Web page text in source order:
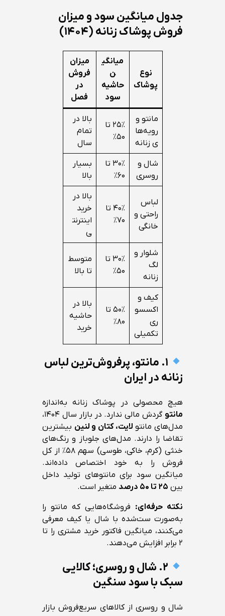
جدول میانگین سود و میزان
فروش پوشاک زنانه (۱۴۰۴)
نوع
پوشاک
میانگی
ن
حاشیه
سود
میزان
فروش
در
فصل
مانتو و
رویه‌ها
ی زنانه
۲۵٪ تا
۵۰٪
بالا در
تمام
سال
شال و
روسری
۳۰٪ تا
۶۰٪
بسیار
بالا
لباس
راحتی و
خانگی
۴۰٪ تا
۷۰٪
بالا در
خرید
اینترنت
ی
شلوار و
لگ
زنانه
۳۰٪ تا
۵۰٪
متوسط
تا بالا
کیف و
اکسسو
ری
تکمیلی
۵۰٪ تا
۸۰٪
بالا در
حاشیه
خرید
۱. مانتو، پرفروش‌ترین لباس
زنانه در ایران
هیچ محصولی در پوشاک زنانه به‌اندازه
مانتو
گردش مالی ندارد. در بازار سال ۱۴۰۴،
مدل‌های مانتو لایت، کتان و لنین بیشترین
تقاضا را دارند. مدل‌های جلوباز و رنگ‌های
خنثی (کرم، خاکی، طوسی) سهم ۵۸٪ از کل
فروش را به خود اختصاص داده‌اند.
میانگین سود برای مانتوهای تولید داخل
بین ۲۵ تا ۵۰ درصد
متغیر است.
نکته حرفه‌ای: فروشگاه‌هایی که مانتو را
به‌صورت ست‌شده با شال یا کیف معرفی
می‌کنند، میانگین فاکتور خرید مشتری را تا
۲ برابر افزایش می‌دهند.
۲. شال و روسری؛ کالایی
سبک با سود سنگین
شال و روسری از کالاهای سریع‌فروش بازار